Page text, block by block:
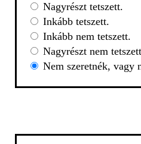
Nagyrészt tetszett.
Inkább tetszett.
Inkább nem tetszett.
Nagyrészt nem
Nem szeretnék, vagy